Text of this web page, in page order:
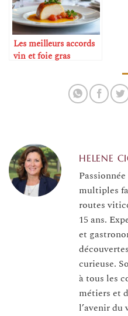
Les meilleurs accords
vin et foie gras
HELENE
multiples
routes
15 ans.
et
curieuse.
à tous les
métiers et
l’avenir du